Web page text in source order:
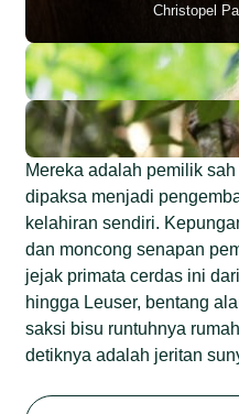
Christopel
Mereka adalah pemilik
dipaksa menjadi
kelahiran sendiri.
dan moncong senapan
jejak primata cerdas ini
hingga Leuser, bentang
saksi bisu runtuhnya
detiknya adalah jeritan